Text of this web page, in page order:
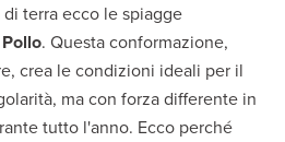
terra ecco le spiagge
. Questa conformazione,
crea le condizioni ideali per il
ma con forza differente in
tutto l'anno. Ecco perché